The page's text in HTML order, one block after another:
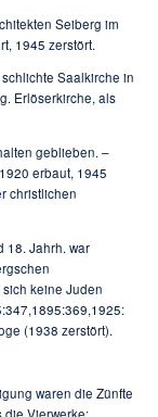
Seiberg im
1945 zerstört.
Saalkirche in
Erlöserkirche, als
geblieben. –
erbaut, 1945
christlichen
18. Jahrh. war
keine Juden
(1938 zerstört).
waren die Zünfte